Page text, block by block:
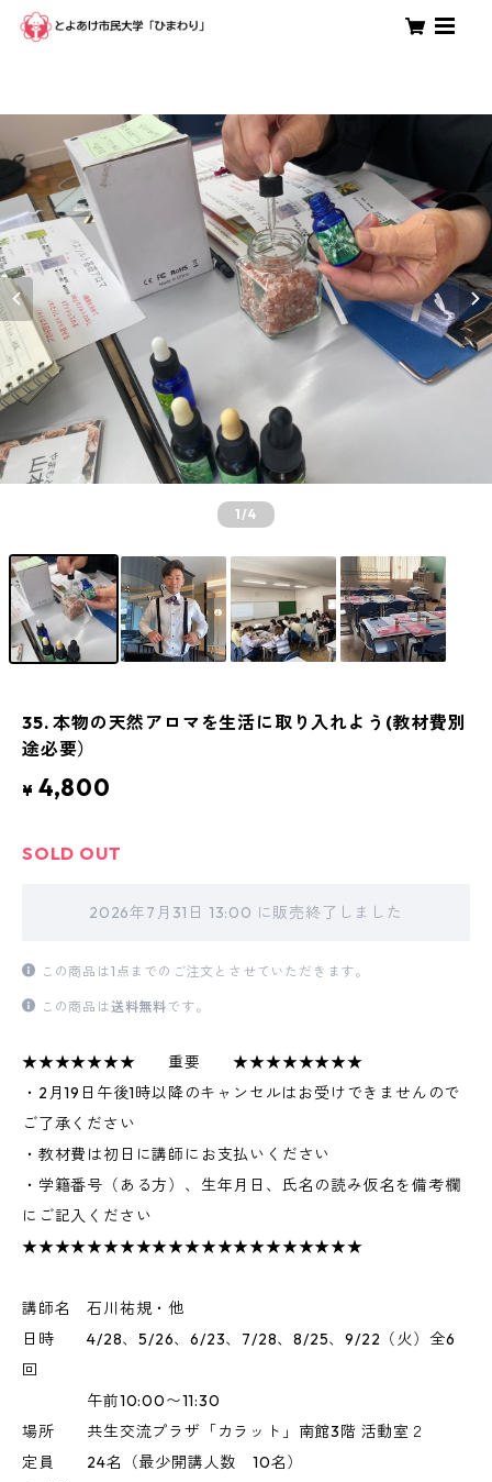
1/4
35. 本物の天然アロマを生活に取り入れよう(教材費別
途必要）
¥ 4,800
SOLD OUT
2026年7月31日 13:00 に販売終了しました
この商品は1点までのご注文とさせていただきます。
この商品は送料無料です。
★★★★★★★ 重要 ★★★★★★★★
・2月19日午後1時以降のキャンセルはお受けできませんので
ご了承ください
・教材費は初日に講師にお支払いください
・学籍番号（ある方）、生年月日、氏名の読み仮名を備考欄
にご記入ください
★★★★★★★★★★★★★★★★★★★★★
講師名 石川祐規・他
日時 4/28、5/26、6/23、7/28、8/25、9/22（火）全6
回
午前10:00〜11:30
場所 共生交流プラザ「カラット」南館3階 活動室２
定員 24名（最少開講人数 10名）